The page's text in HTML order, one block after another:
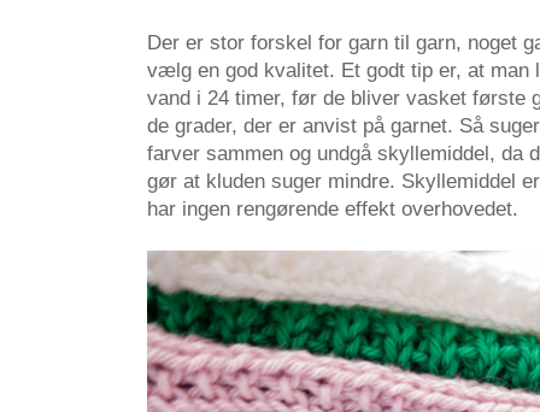
Der er stor forskel for garn til garn, noget
vælg en god kvalitet. Et godt tip er, at
vand i 24 timer, før de bliver vasket første
de grader, der er anvist på garnet. Så
farver sammen og undgå skyllemiddel, da
gør at kluden suger mindre. Skyllemiddel
har ingen rengørende effekt overhovedet.